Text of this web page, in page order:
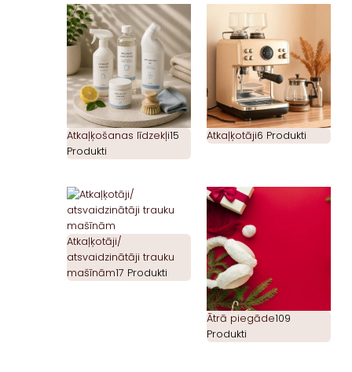
Atkaļķošanas līdzekļi15
Produkti
Atkaļķotāji6 Produkti
Atkaļķotāji/
atsvaidzinātāji trauku
mašīnām17 Produkti
Ātrā piegāde109
Produkti